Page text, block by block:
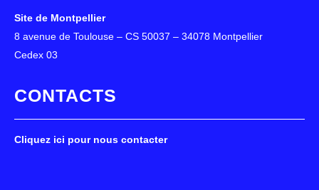
Site de Montpellier
8 avenue de Toulouse – CS 50037 – 34078 Montpellier
Cedex 03
CONTACTS
Cliquez ici pour nous contacter